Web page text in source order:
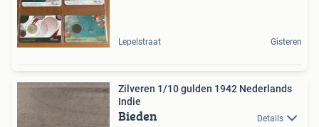
Lepelstraat Gisteren
Zilveren 1/10 gulden 1942 Nederlands
Indie
Bieden Details